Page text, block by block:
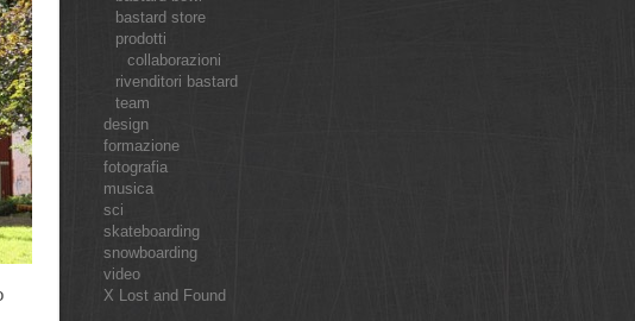
bastard store
prodotti
collaborazioni
rivenditori bastard
team
design
formazione
fotografia
musica
sci
skateboarding
snowboarding
video
X Lost and Found